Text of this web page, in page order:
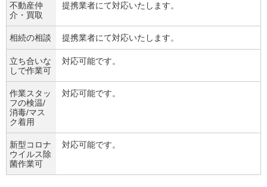
不動産仲
介・買取
提携業者にて対応いたします。
相続の相談 提携業者にて対応いたします。
立ち合いな
しで作業可
対応可能です。
作業スタッ
フの検温/
消毒/マス
ク着用
対応可能です。
新型コロナ
ウイルス除
菌作業可
対応可能です。